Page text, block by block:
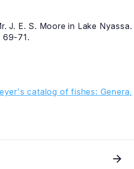
J. E. S. Moore in Lake Nyassa.
69-71.
catalog of fishes: Genera,